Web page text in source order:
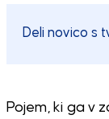
Deli novico s
Pojem, ki ga v